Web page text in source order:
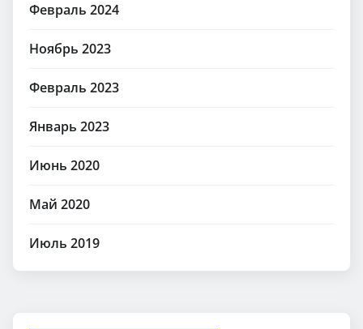
Февраль 2024
Ноябрь 2023
Февраль 2023
Январь 2023
Июнь 2020
Май 2020
Июль 2019